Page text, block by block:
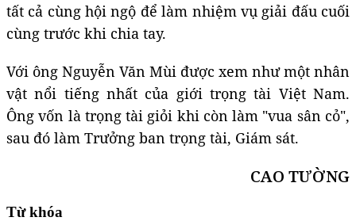
tất cả cùng hội ngộ để làm nhiệm vụ giải đấu cuối
cùng trước khi chia tay.
Với ông Nguyễn Văn Mùi được xem như một nhân
vật nổi tiếng nhất của giới trọng tài Việt Nam.
Ông vốn là trọng tài giỏi khi còn làm "vua sân cỏ",
sau đó làm Trưởng ban trọng tài, Giám sát.
CAO TƯỜNG
Từ khóa